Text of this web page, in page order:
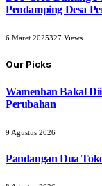
Pendamping Desa
6 Maret 2025327 Views
Our Picks
Wamenhan Bakal
Perubahan
9 Agustus 2026
Pandangan Dua